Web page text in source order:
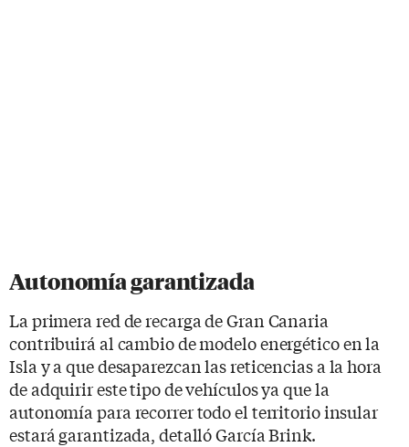
Autonomía garantizada
La primera red de recarga de Gran Canaria
contribuirá al cambio de modelo energético en la
Isla y a que desaparezcan las reticencias a la hora
de adquirir este tipo de vehículos ya que la
autonomía para recorrer todo el territorio insular
estará garantizada, detalló García Brink.